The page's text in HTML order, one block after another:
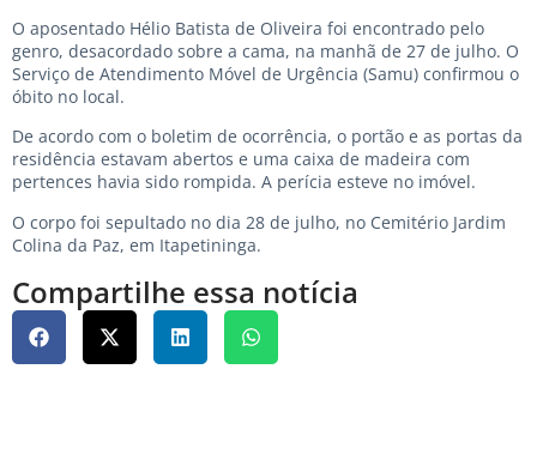
O aposentado Hélio Batista de Oliveira foi encontrado pelo
genro, desacordado sobre a cama, na manhã de 27 de julho. O
Serviço de Atendimento Móvel de Urgência (Samu) confirmou o
óbito no local.
De acordo com o boletim de ocorrência, o portão e as portas da
residência estavam abertos e uma caixa de madeira com
pertences havia sido rompida. A perícia esteve no imóvel.
O corpo foi sepultado no dia 28 de julho, no Cemitério Jardim
Colina da Paz, em Itapetininga.
Compartilhe essa notícia